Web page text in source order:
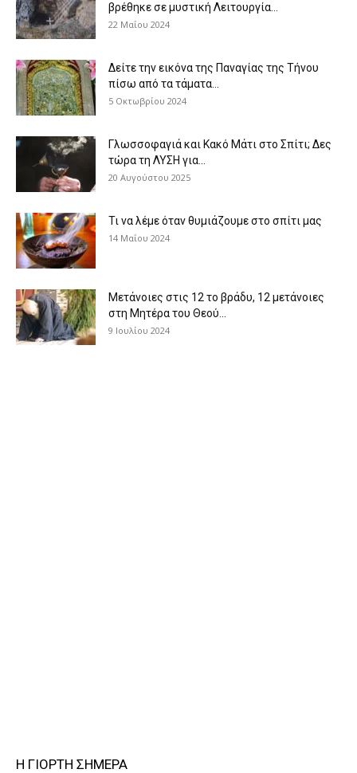
βρέθηκε σε μυστική Λειτουργία...
22 Μαΐου 2024
Δείτε την εικόνα της Παναγίας της Τήνου
πίσω από τα τάματα...
5 Οκτωβρίου 2024
Γλωσσοφαγιά και Κακό Μάτι στο Σπίτι; Δες
τώρα τη ΛΥΣΗ για...
20 Αυγούστου 2025
Τι να λέμε όταν θυμιάζουμε στο σπίτι μας
14 Μαΐου 2024
Μετάνοιες στις 12 το βράδυ, 12 μετάνοιες
στη Μητέρα του Θεού...
9 Ιουλίου 2024
Η ΓΙΟΡΤΗ ΣΗΜΕΡΑ